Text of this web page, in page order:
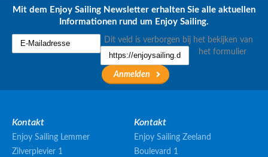
Mit dem Enjoy Sailing Newsletter erhalten Sie alle aktuellen
Informationen rund um Enjoy Sailing.
Dit veld is verborgen bij het bekijken van
het formulier
Kontakt
Enjoy Sailing Lemmer
Zilverplevier 1
Kontakt
Enjoy Sailing Zeeland
Boulevard 1